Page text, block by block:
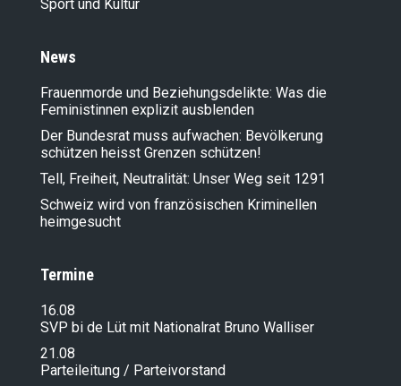
Sport und Kultur
News
Frauenmorde und Beziehungsdelikte: Was die
Feministinnen explizit ausblenden
Der Bundesrat muss aufwachen: Bevölkerung
schützen heisst Grenzen schützen!
Tell, Freiheit, Neutralität: Unser Weg seit 1291
Schweiz wird von französischen Kriminellen
heimgesucht
Termine
16.08
SVP bi de Lüt mit Nationalrat Bruno Walliser
21.08
Parteileitung / Parteivorstand